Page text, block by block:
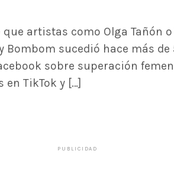
artistas como Olga Tañón
sucedió hace más de
sobre superación
TikTok y […]
PUBLICIDAD